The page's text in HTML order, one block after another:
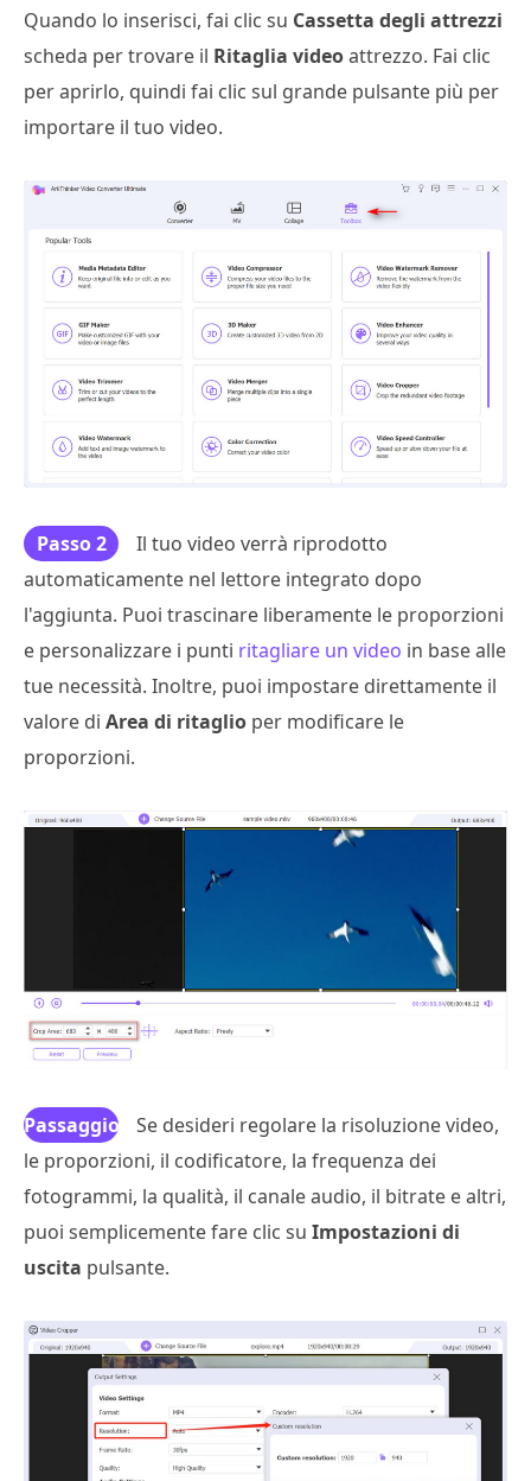
Quando lo inserisci, fai clic su Cassetta degli attrezzi
scheda per trovare il Ritaglia videoattrezzo. Fai clic
per aprirlo, quindi fai clic sul grande pulsante più per
importare il tuo video.
Passo 2
Il tuo video verrà riprodotto
automaticamente nel lettore integrato dopo
l'aggiunta. Puoi trascinare liberamente le proporzioni
e personalizzare i punti ritagliare un video in base alle
tue necessità. Inoltre, puoi impostare direttamente il
valore di Area di ritaglio per modificare le
proporzioni.
Passaggio
3
Se desideri regolare la risoluzione video,
le proporzioni, il codificatore, la frequenza dei
fotogrammi, la qualità, il canale audio, il bitrate e altri,
puoi semplicemente fare clic su Impostazioni di
uscita pulsante.